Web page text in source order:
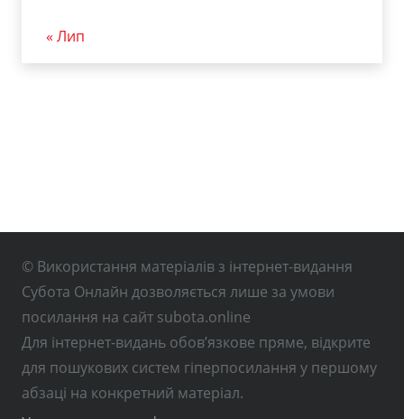
« Лип
© Використання матеріалів з інтернет-видання
Субота Онлайн дозволяється лише за умови
посилання на сайт subota.online
Для інтернет-видань обов’язкове пряме, відкрите
для пошукових систем гіперпосилання у першому
абзаці на конкретний матеріал.